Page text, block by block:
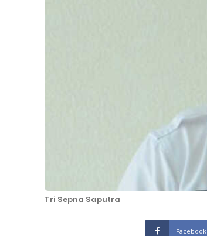
Tri Sepna Saputra
Facebook